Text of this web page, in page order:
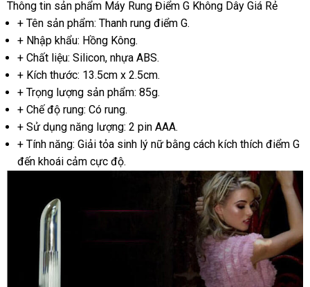
Thông tin sản phẩm Máy Rung Điểm G Không Dây Giá Rẻ
+ Tên sản phẩm: Thanh rung điểm G.
+ Nhập khẩu: Hồng Kông.
+ Chất liệu: Siliconmới
nhất
, nhựa ABS.
+ Kích thước: 13.5cm x 2.5cm.
+ Trọng lượng sản phẩm: 85g.
+ Chế độ rung: Có rung.
+ Sử dụng năng lượng: 2 pin AAA.
+ Tính năng: Giải tỏa sinh lý nữ bằng cách kích thích điểm G
đến khoái cảm cực độ.